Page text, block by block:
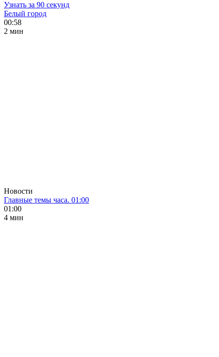
Узнать за 90 секунд
Белый город
00:58
2 мин
Новости
Главные темы часа. 01:00
01:00
4 мин